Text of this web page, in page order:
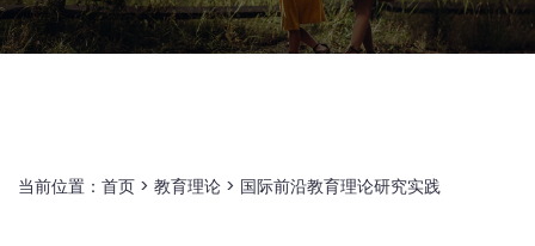
当前位置： 首页 > 教育理论 > 国际前沿教育理论研究实践